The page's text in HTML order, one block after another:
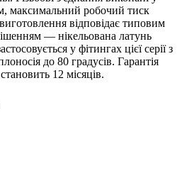
максимальний робочий тиск
відповідає типовим
— нікельована латунь
у фітингах цієї серії з
до 80 градусів. Гарантія
12 місяців.